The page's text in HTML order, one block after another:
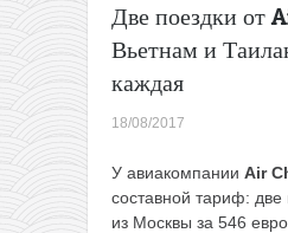
Две поездки от
Вьетнам и
каждая
18/08/2017
У авиакомпании Air
составной тариф: две
из Москвы за 546